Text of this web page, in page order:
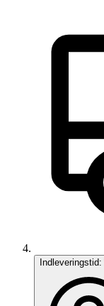
Indleveringstid: